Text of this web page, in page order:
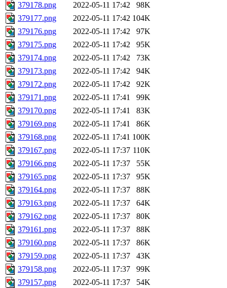
379178.png
2022-05-11 17:42
98K
379177.png
2022-05-11 17:42 104K
379176.png
2022-05-11 17:42
97K
379175.png
2022-05-11 17:42
95K
379174.png
2022-05-11 17:42
73K
379173.png
2022-05-11 17:42
94K
379172.png
2022-05-11 17:42
92K
379171.png
2022-05-11 17:41
99K
379170.png
2022-05-11 17:41
83K
379169.png
2022-05-11 17:41
86K
379168.png
2022-05-11 17:41 100K
379167.png
2022-05-11 17:37 110K
379166.png
2022-05-11 17:37
55K
379165.png
2022-05-11 17:37
95K
379164.png
2022-05-11 17:37
88K
379163.png
2022-05-11 17:37
64K
379162.png
2022-05-11 17:37
80K
379161.png
2022-05-11 17:37
88K
379160.png
2022-05-11 17:37
86K
379159.png
2022-05-11 17:37
43K
379158.png
2022-05-11 17:37
99K
379157.png
2022-05-11 17:37
54K